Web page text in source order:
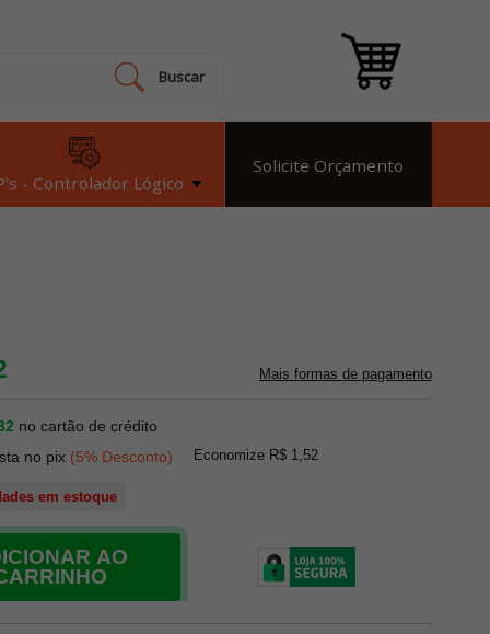
Buscar
- Controlador Lógico
Solicite Orçamento
Mais formas de pagamento
no cartão de crédito
no pix (5% Desconto) Economize R$ 1,52
em estoque
AO